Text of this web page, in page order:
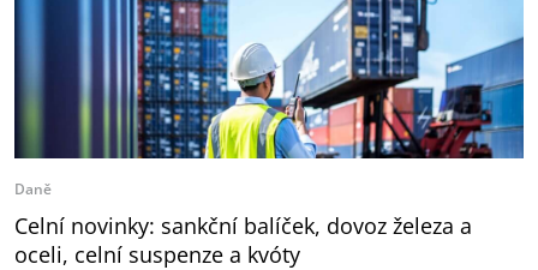
Daně
Celní novinky: sankční balíček, dovoz železa a
oceli, celní suspenze a kvóty